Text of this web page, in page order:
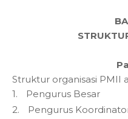
Struktur organisasi PMII
1.
Pengurus Besar
2.
Pengurus